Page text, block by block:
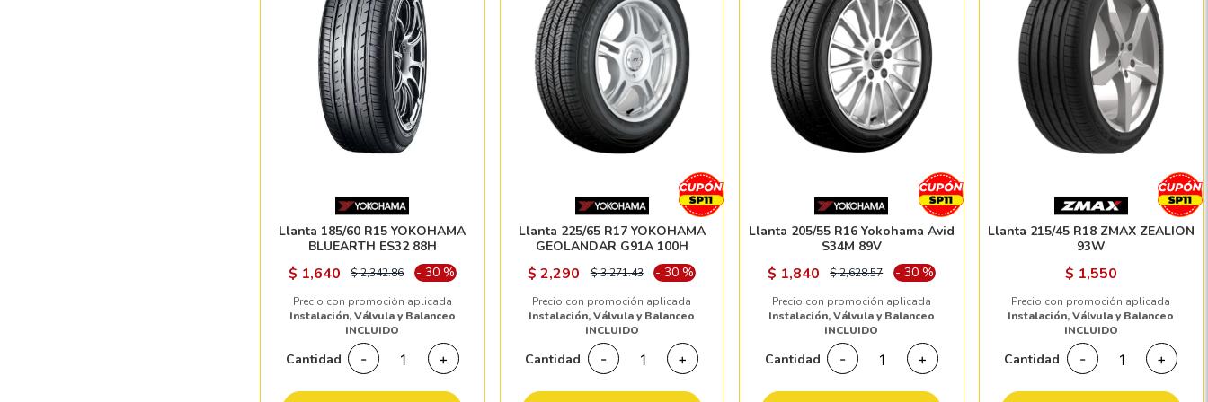
Llanta 185/60 R15 YOKOHAMA
BLUEARTH ES32 88H
$ 1,640 $2,342.86 - 30%
Precio con promoción aplicada
Instalación, Válvula y Balanceo
INCLUIDO
Cantidad - +
Llanta 225/65 R17 YOKOHAMA
GEOLANDAR G91A 100H
$ 2,290 $3,271.43 -30 %
Precio con promoción aplicada
Instalación, Válvula y Balanceo
INCLUIDO
Cantidad - +
Llanta 205/55 R16 Yokohama Avid
S34M 89V
$ 1,840 $2,628.57 - 30%
Precio con promoción aplicada
Instalación, Válvula y Balanceo
INCLUIDO
Cantidad - +
Llanta 215/45 R18 ZMAX ZEALION
93W
$ 1,550
Precio con promoción aplicada
Instalación, Válvula y Balanceo
INCLUIDO
Cantidad - +